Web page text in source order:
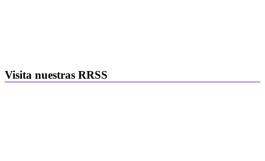
Visita nuestras RRSS